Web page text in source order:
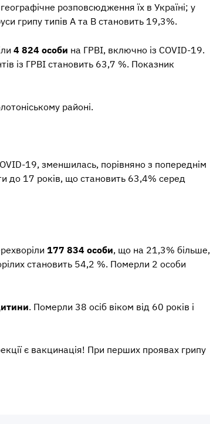
розповсюдження їх в Україні; у
грипу типів A та B становить 19,3%.
4 824 особи на ГРВІ, включно із COVID-19.
із ГРВІ становить 63,7 %. Показник
районі.
19, зменшилась, порівняно з попереднім
до 17 років, що становить 63,4% серед
177 834 особи, що на 21,3% більше,
становить 54,2 %. Померли 2 особи
. Померли 38 осіб віком від 60 років і
є вакцинація! При перших проявах грипу